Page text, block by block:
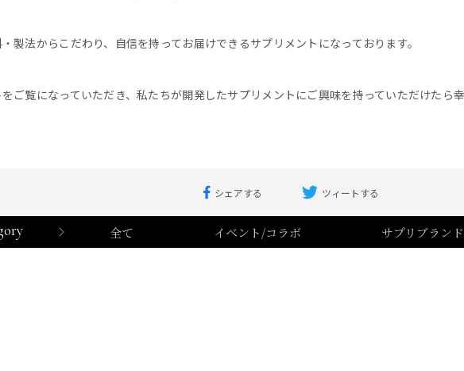
製法からこだわり、自信を持ってお届けできるサプリメントになっております。
ご覧になっていただき、私たちが開発したサプリメントにご興味を持っていただけたら幸
シェアする ツィートする
全て イベント/コラボ サプリブランド